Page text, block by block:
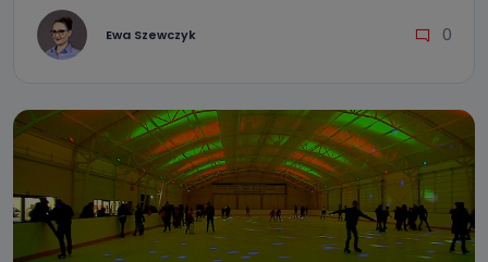
Ewa Szewczyk 0